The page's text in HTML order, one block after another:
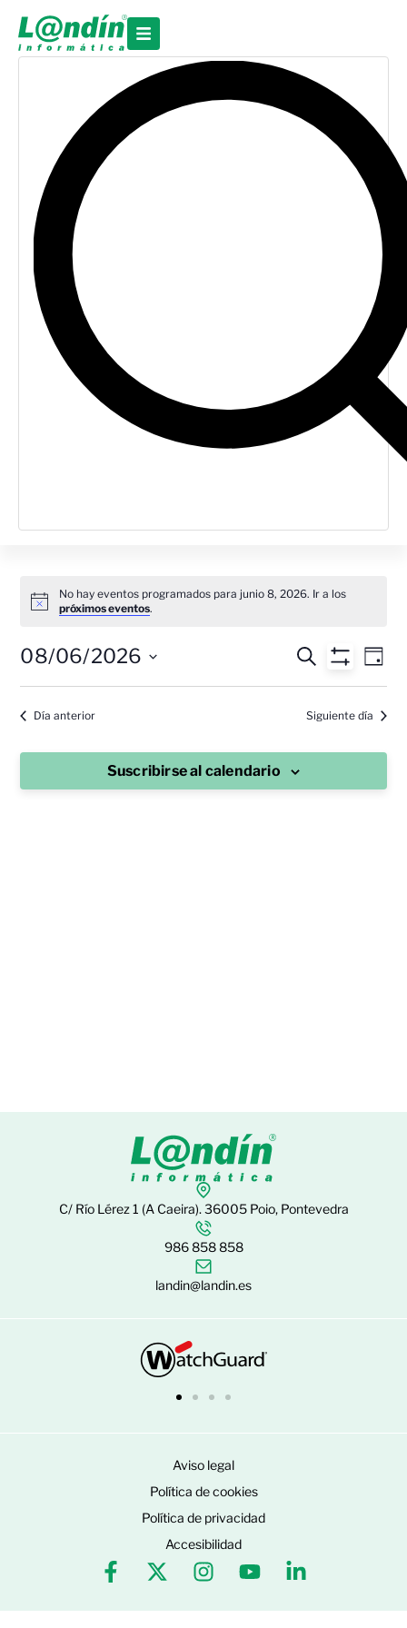
No hay eventos programados para junio 8, 2026. Ir a los
próximos eventos.
de
y
vistas
Buscar
de
de
Día
08/06/2026
fecha.
Día anterior Siguiente día
Suscribirse al calendario
C/ Río Lérez 1 (A Caeira). 36005 Poio, Pontevedra
986 858 858
landin@landin.es
Aviso legal
Política de cookies
Política de privacidad
Accesibilidad